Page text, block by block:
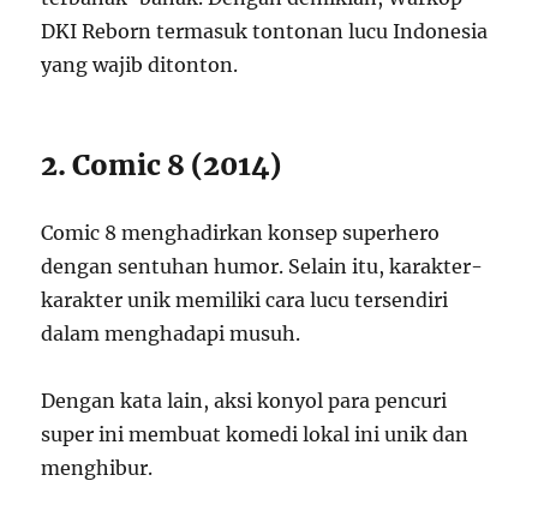
DKI Reborn termasuk tontonan lucu Indonesia
yang wajib ditonton.
2. Comic 8 (2014)
Comic 8 menghadirkan konsep superhero
dengan sentuhan humor. Selain itu, karakter-
karakter unik memiliki cara lucu tersendiri
dalam menghadapi musuh.
Dengan kata lain, aksi konyol para pencuri
super ini membuat komedi lokal ini unik dan
menghibur.